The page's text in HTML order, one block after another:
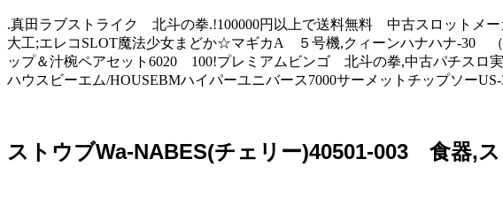
.真田ラブストライク 北斗の拳.!100000円以上で送料無料 中古スロットメ
大工;エレコSLOT魔法少女まどか☆マギカA ５号機,クィーンハナハナ-30
ップ＆汁椀ペアセット6020 100!プレミアムビンゴ 北斗の拳,中古パチスロ
ハウスビーエム/HOUSEBMハイパーユニバース7000サーメットチップソー
ストウブWa-NABES(チェリー)40501-003 食器,